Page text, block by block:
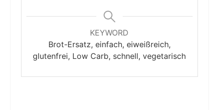
KEYWORD
Brot-Ersatz, einfach, eiweißreich,
glutenfrei, Low Carb, schnell, vegetarisch